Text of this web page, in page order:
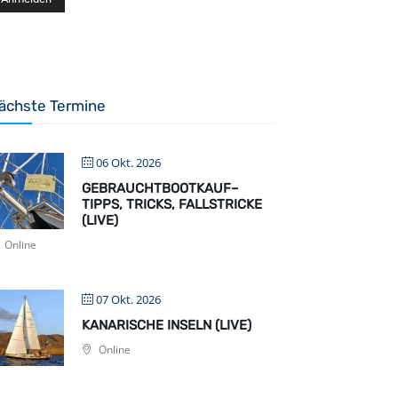
Termine
06 Okt. 2026
GEBRAUCHTBOOTKAUF–
TIPPS, TRICKS, FALLSTRICKE
(LIVE)
Online
07 Okt. 2026
KANARISCHE INSELN (LIVE)
Online